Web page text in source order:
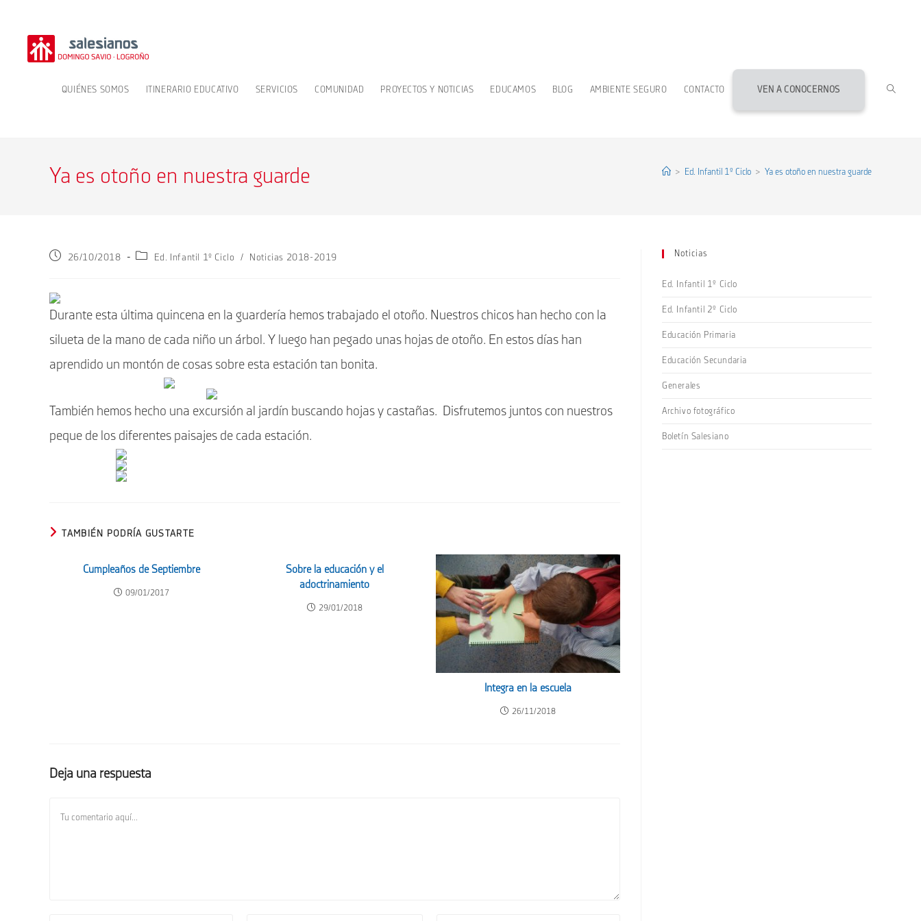
contenido
QUIÉNES SOMOS ITINERARIO EDUCATIVO SERVICIOS COMUNIDAD PROYECTOS Y NOTICIAS EDUCAMOS BLOG AMBIENTE SEGURO CONTACTO VEN A CONOCERNOS
Ya es otoño en nuestra guarde > Ed. Infantil 1º Ciclo > Ya es otoño en nuestra guarde
Publicación
entrada:
26/10/2018
CategoríaEd. Infantil 1º Ciclo / Noticias 2018-2019
Durante esta última quincena en la guardería hemos trabajado el otoño. Nuestros chicos han hecho con la
silueta de la mano de cada niño un árbol. Y luego han pegado unas hojas de otoño. En estos días han
aprendido un montón de cosas sobre esta estación tan bonita.
También hemos hecho una excursión al jardín buscando hojas y castañas. Disfrutemos juntos con nuestros
peque de los diferentes paisajes de cada estación.
TAMBIÉN PODRÍA GUSTARTE
Cumpleaños de Septiembre
09/01/2017
Sobre la educación y el
adoctrinamiento
29/01/2018
Integra en la escuela
26/11/2018
Deja una respuesta
Noticias
Ed. Infantil 1º Ciclo
Ed. Infantil 2º Ciclo
Educación Primaria
Educación Secundaria
Generales
Archivo fotográfico
Boletín Salesiano